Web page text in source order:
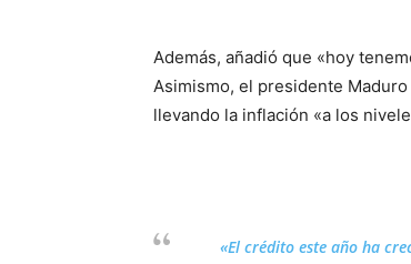
Además, añadió que «hoy
Asimismo, el presidente
llevando la inflación «a los
«El crédito este año ha